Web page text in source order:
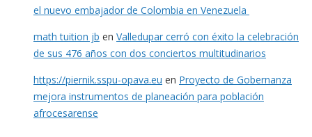
el nuevo embajador de Colombia en Venezuela
math tuition jb en Valledupar cerró con éxito la celebración
de sus 476 años con dos conciertos multitudinarios
https://piernik.sspu-opava.eu en Proyecto de Gobernanza
mejora instrumentos de planeación para población
afrocesarense